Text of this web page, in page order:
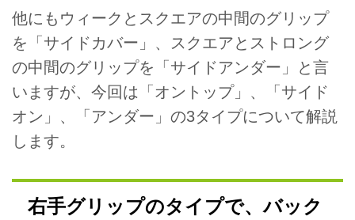
他にもウィークとスクエアの中間のグリップ
を「サイドカバー」、スクエアとストロング
の中間のグリップを「サイドアンダー」と言
いますが、今回は「オントップ」、「サイド
オン」、「アンダー」の3タイプについて解説
します。
右手グリップのタイプで、バック